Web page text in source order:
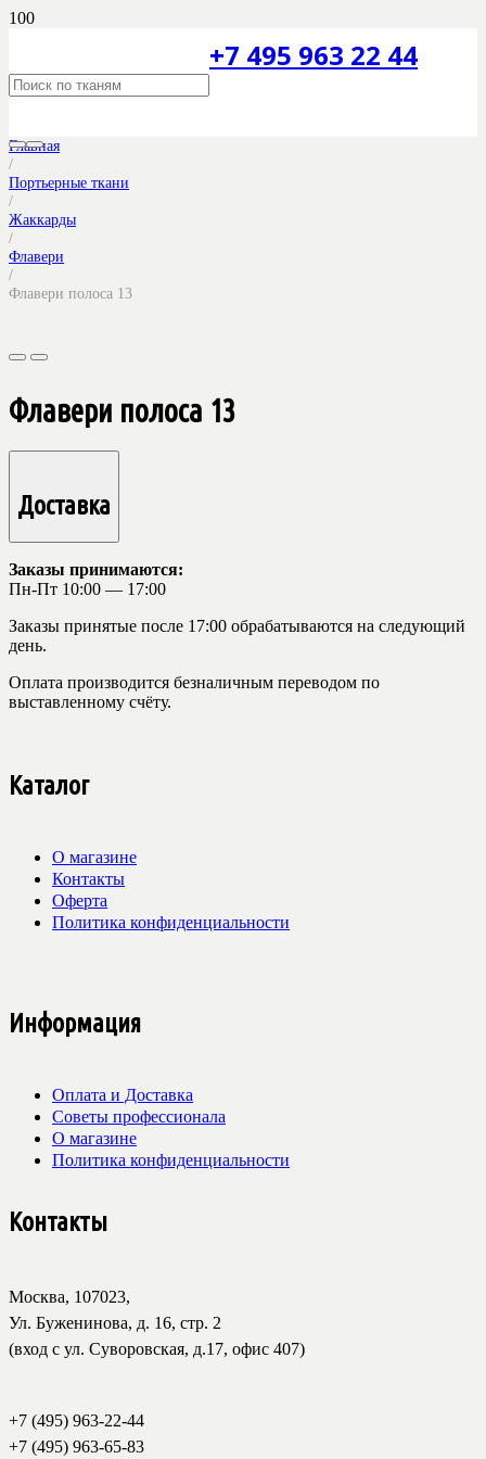
+7 495 963 22 44
Главная
/
Портьерные ткани
/
Жаккарды
/
Флавери
/
Флавери полоса 13
Флавери полоса 13
Доставка
Заказы принимаются:
Пн-Пт 10:00 — 17:00
Заказы принятые после 17:00 обрабатываются на следующий
день.
Оплата производится безналичным переводом по
выставленному счёту.
Каталог
О магазине
Контакты
Оферта
Политика конфиденциальности
Информация
Оплата и Доставка
Советы профессионала
О магазине
Политика конфиденциальности
Контакты
Москва, 107023,
Ул. Буженинова, д. 16, стр. 2
(вход с ул. Суворовская, д.17, офис 407)
+7 (495) 963-22-44
+7 (495) 963-65-83